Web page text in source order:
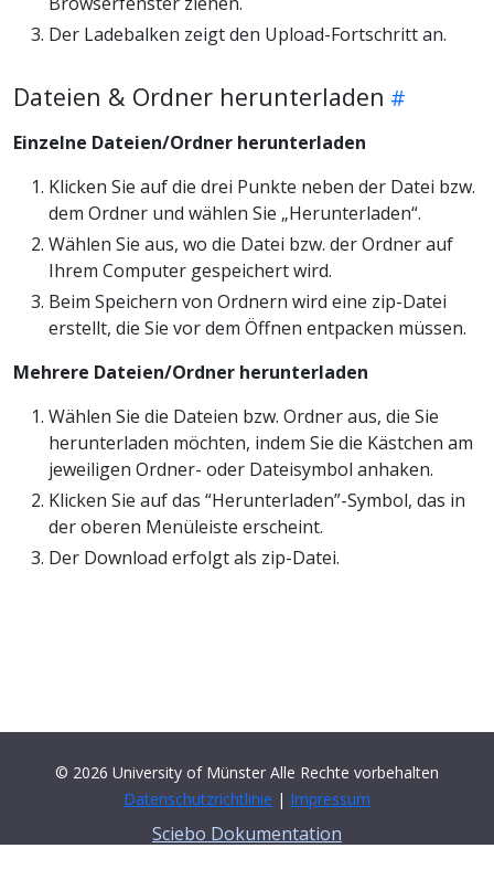
Der Ladebalken zeigt den Upload-Fortschritt an.
Dateien & Ordner herunterladen
Einzelne Dateien/Ordner herunterladen
Klicken Sie auf die drei Punkte neben der Datei bzw.
dem Ordner und wählen Sie „Herunterladen“.
Wählen Sie aus, wo die Datei bzw. der Ordner auf
Ihrem Computer gespeichert wird.
Beim Speichern von Ordnern wird eine zip-Datei
erstellt, die Sie vor dem Öffnen entpacken müssen.
Mehrere Dateien/Ordner herunterladen
Wählen Sie die Dateien bzw. Ordner aus, die Sie
herunterladen möchten, indem Sie die Kästchen am
jeweiligen Ordner- oder Dateisymbol anhaken.
Klicken Sie auf das “Herunterladen”-Symbol, das in
der oberen Menüleiste erscheint.
Der Download erfolgt als zip-Datei.
© 2026 University of Münster Alle Rechte vorbehalten
Datenschutzrichtlinie | Impressum
Sciebo Dokumentation